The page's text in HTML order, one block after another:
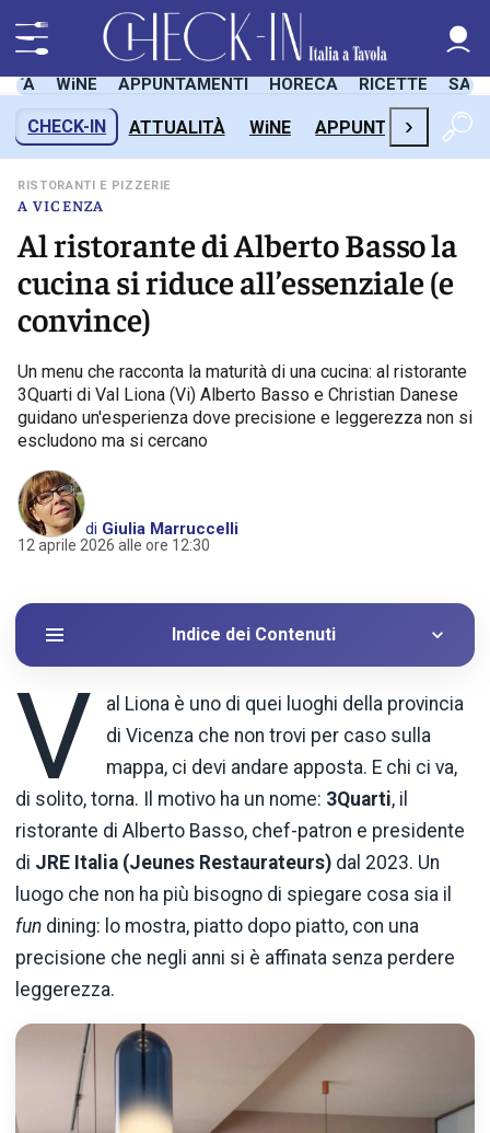
WiNE APPUNTAMENTI HORECA RICETTE
CHECK-IN ATTUALITÀ WiNE APPUNTAMENTI
›
A VICENZA
RISTORANTI E PIZZERIE
Al ristorante di Alberto Basso la
cucina si riduce all’essenziale (e
convince)
Un menu che racconta la maturità di una cucina: al ristorante
3Quarti di Val Liona (Vi) Alberto Basso e Christian Danese
guidano un'esperienza dove precisione e leggerezza non si
escludono ma si cercano
di Giulia Marruccelli
12 aprile 2026 alle ore 12:30
Indice dei Contenuti
V
al Liona è uno di quei luoghi della provincia
di Vicenza che non trovi per caso sulla
mappa, ci devi andare apposta. E chi ci va,
di solito, torna. Il motivo ha un nome: 3Quarti, il
ristorante di Alberto Basso, chef-patron e presidente
di JRE Italia (Jeunes Restaurateurs) dal 2023. Un
luogo che non ha più bisogno di spiegare cosa sia il
fun dining: lo mostra, piatto dopo piatto, con una
precisione che negli anni si è affinata senza perdere
leggerezza.